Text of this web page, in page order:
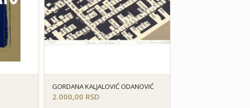
GORDANA KALJALOVIĆ ODANOVIĆ
2.000,00 RSD